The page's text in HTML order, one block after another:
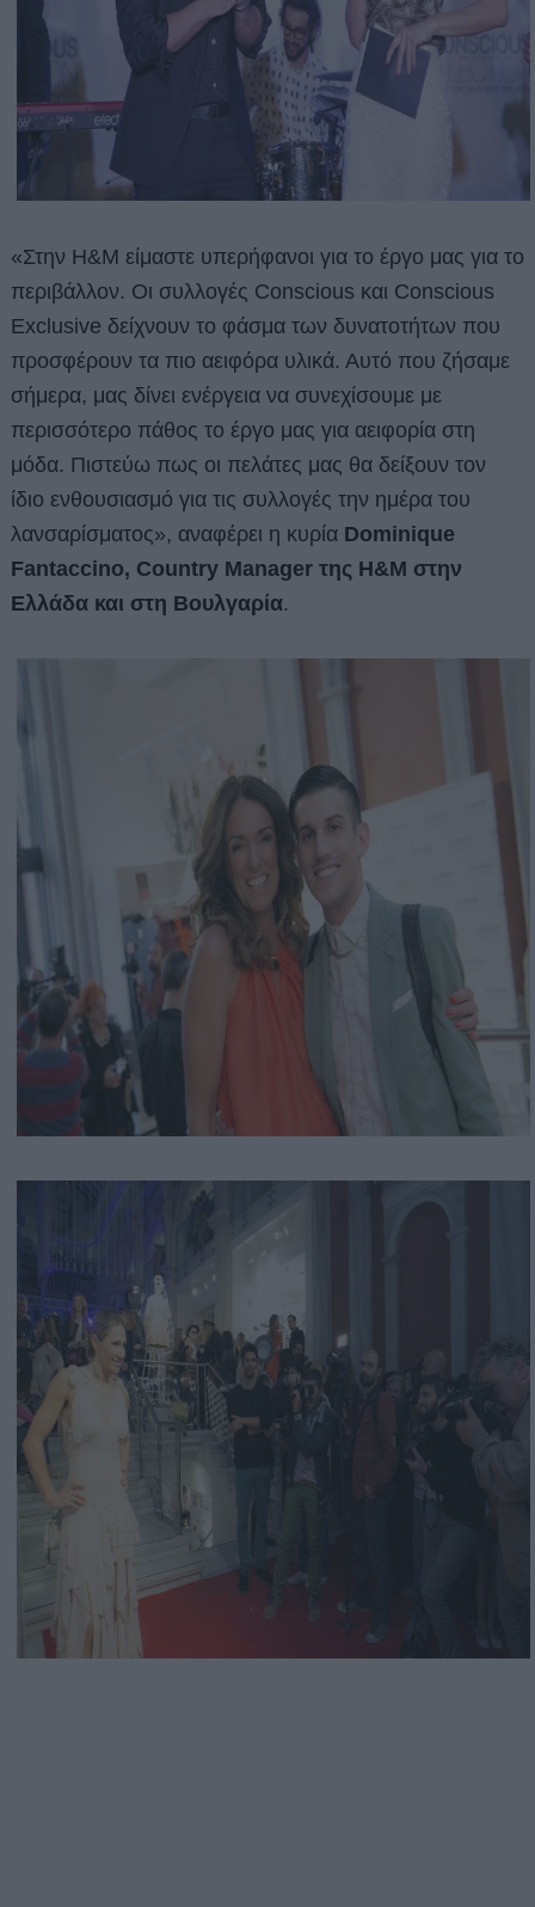
«Στην Η&Μ είμαστε υπερήφανοι για το έργο μας για τo
περιβάλλον. Οι συλλογές Conscious και Conscious
Exclusive δείχνουν το φάσμα των δυνατοτήτων που
προσφέρουν τα πιο αειφόρα υλικά. Αυτό που ζήσαμε
σήμερα, μας δίνει ενέργεια να συνεχίσουμε με
περισσότερο πάθος το έργο μας για αειφορία στη
μόδα. Πιστεύω πως οι πελάτες μας θα δείξουν τον
ίδιο ενθουσιασμό για τις συλλογές την ημέρα του
λανσαρίσματος», αναφέρει η κυρία Dominique
Fantaccino, Country Manager της H&M στην
Ελλάδα και στη Βουλγαρία.